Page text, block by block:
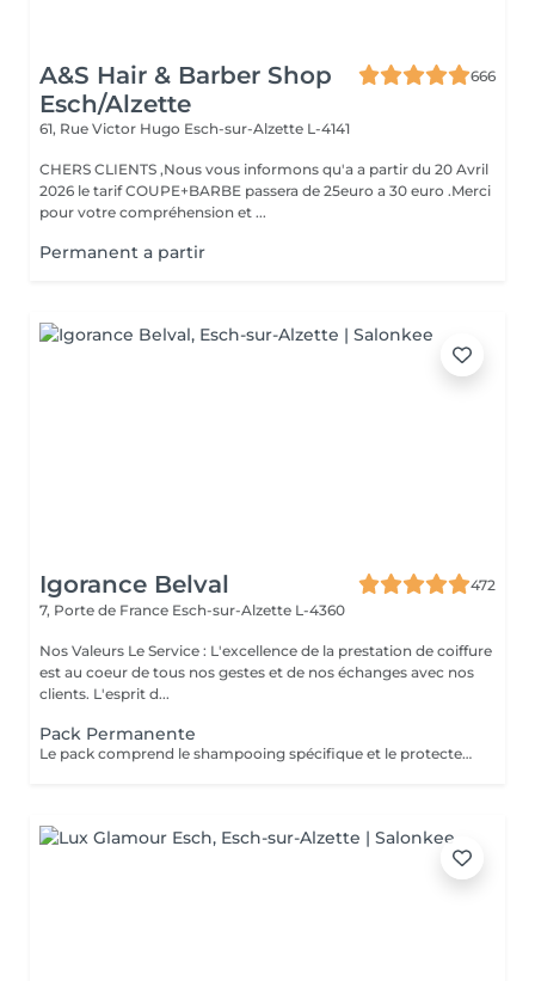
A&S Hair & Barber Shop
Esch/Alzette
666
61, Rue Victor Hugo Esch-sur-Alzette L-4141
CHERS CLIENTS ,Nous vous informons qu'a a partir du 20 Avril
2026 le tarif COUPE+BARBE passera de 25euro a 30 euro .Merci
pour votre compréhension et ...
Permanent a partir
Igorance Belval
472
7, Porte de France Esch-sur-Alzette L-4360
Nos Valeurs Le Service : L'excellence de la prestation de coiffure
est au coeur de tous nos gestes et de nos échanges avec nos
clients. L'esprit d...
Pack Permanente
Le pack comprend le shampooing spécifique et le protecteur REDKEN , la permanente avec les produits LOREAL PROFESSIONNEL , le conditionneur REDKEN , le séchage et les produits de styling REDKEN Option Coupe : la coupe IGORANCE (finition sur cheveux secs), le séchage et les produits de styling REDKEN. * Tarifs à titre indicatifs à confirmer après la consultation personnalisée établit auprès de votre coiffeur/stylist/spécialiste * La direction se réserve le droit d’apporter des modifications pour le bon fonctionnement du salon